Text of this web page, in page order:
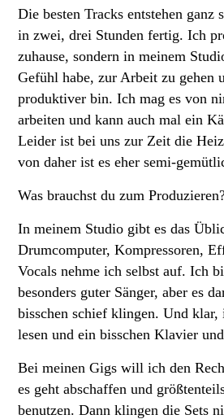
Die besten Tracks entstehen ganz
in zwei, drei Stunden fertig. Ich
zuhause, sondern in meinem
Gefühl habe, zur Arbeit zu gehen
produktiver bin. Ich mag es von
arbeiten und kann auch mal ein
Leider ist bei uns zur Zeit die
von daher ist es eher semi-
Was brauchst du zum
In meinem Studio gibt es das
Drumcomputer, Kompressoren,
Vocals nehme ich selbst auf. Ich
besonders guter Sänger, aber es
bisschen schief klingen. Und klar,
lesen und ein bisschen Klavier
Bei meinen Gigs will ich den
es geht abschaffen und
benutzen. Dann klingen die Sets